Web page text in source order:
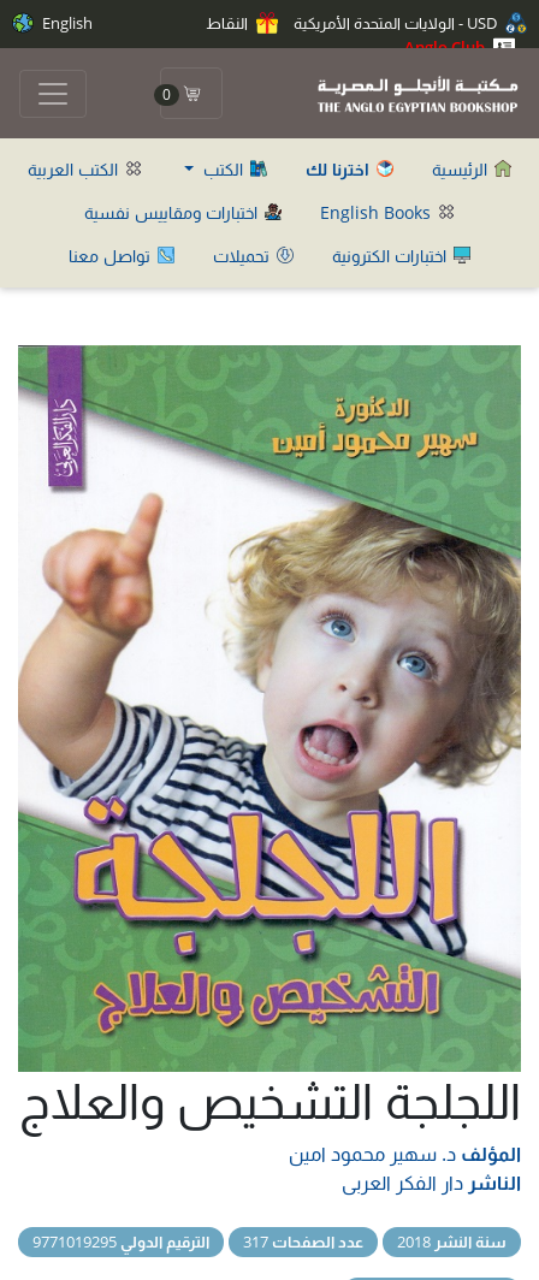
النقاط
Anglo Club
English
0
الرئيسية اخترنا لك الكتب
الكتب العربية
اختبارات ومقاييس نفسية
اختبارات الكترونية
تحميلات تواصل معنا
اللجلجة التشخيص والعلاج
المؤلف د. سهير محمود امين
الناشر دار الفكر العربى
سنة النشر عدد الصفحات الترقيم الدولي